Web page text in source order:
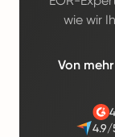
wie wir
Von